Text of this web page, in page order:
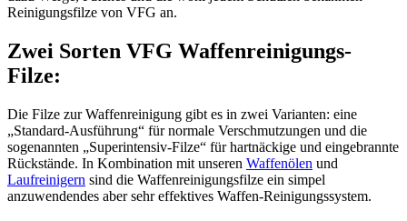
Reinigungsfilze von VFG an.
Zwei Sorten VFG Waffenreinigungs-
Filze:
Die Filze zur Waffenreinigung gibt es in zwei Varianten: eine
„Standard-Ausführung“ für normale Verschmutzungen und die
sogenannten „Superintensiv-Filze“ für hartnäckige und eingebrannte
Rückstände. In Kombination mit unseren Waffenölen und
Laufreinigern sind die Waffenreinigungsfilze ein simpel
anzuwendendes aber sehr effektives Waffen-Reinigungssystem.